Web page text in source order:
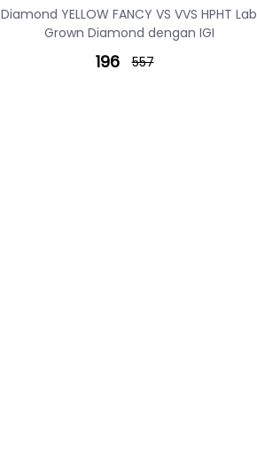
Diamond YELLOW FANCY VS VVS HPHT Lab
Grown Diamond dengan IGI
196 557